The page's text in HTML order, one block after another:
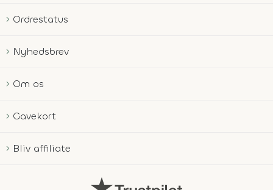
Ordrestatus
Nyhedsbrev
Om os
Gavekort
Bliv affiliate